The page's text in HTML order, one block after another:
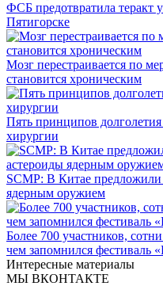
ФСБ предотвратила теракт
Пятигорске
Мозг перестраивается по
становится хроническим
Пять принципов
хирургии
SCMP: В Китае
ядерным оружием
Более 700 участников,
чем запомнился фестиваль
Интересные материалы
МЫ ВКОНТАКТЕ